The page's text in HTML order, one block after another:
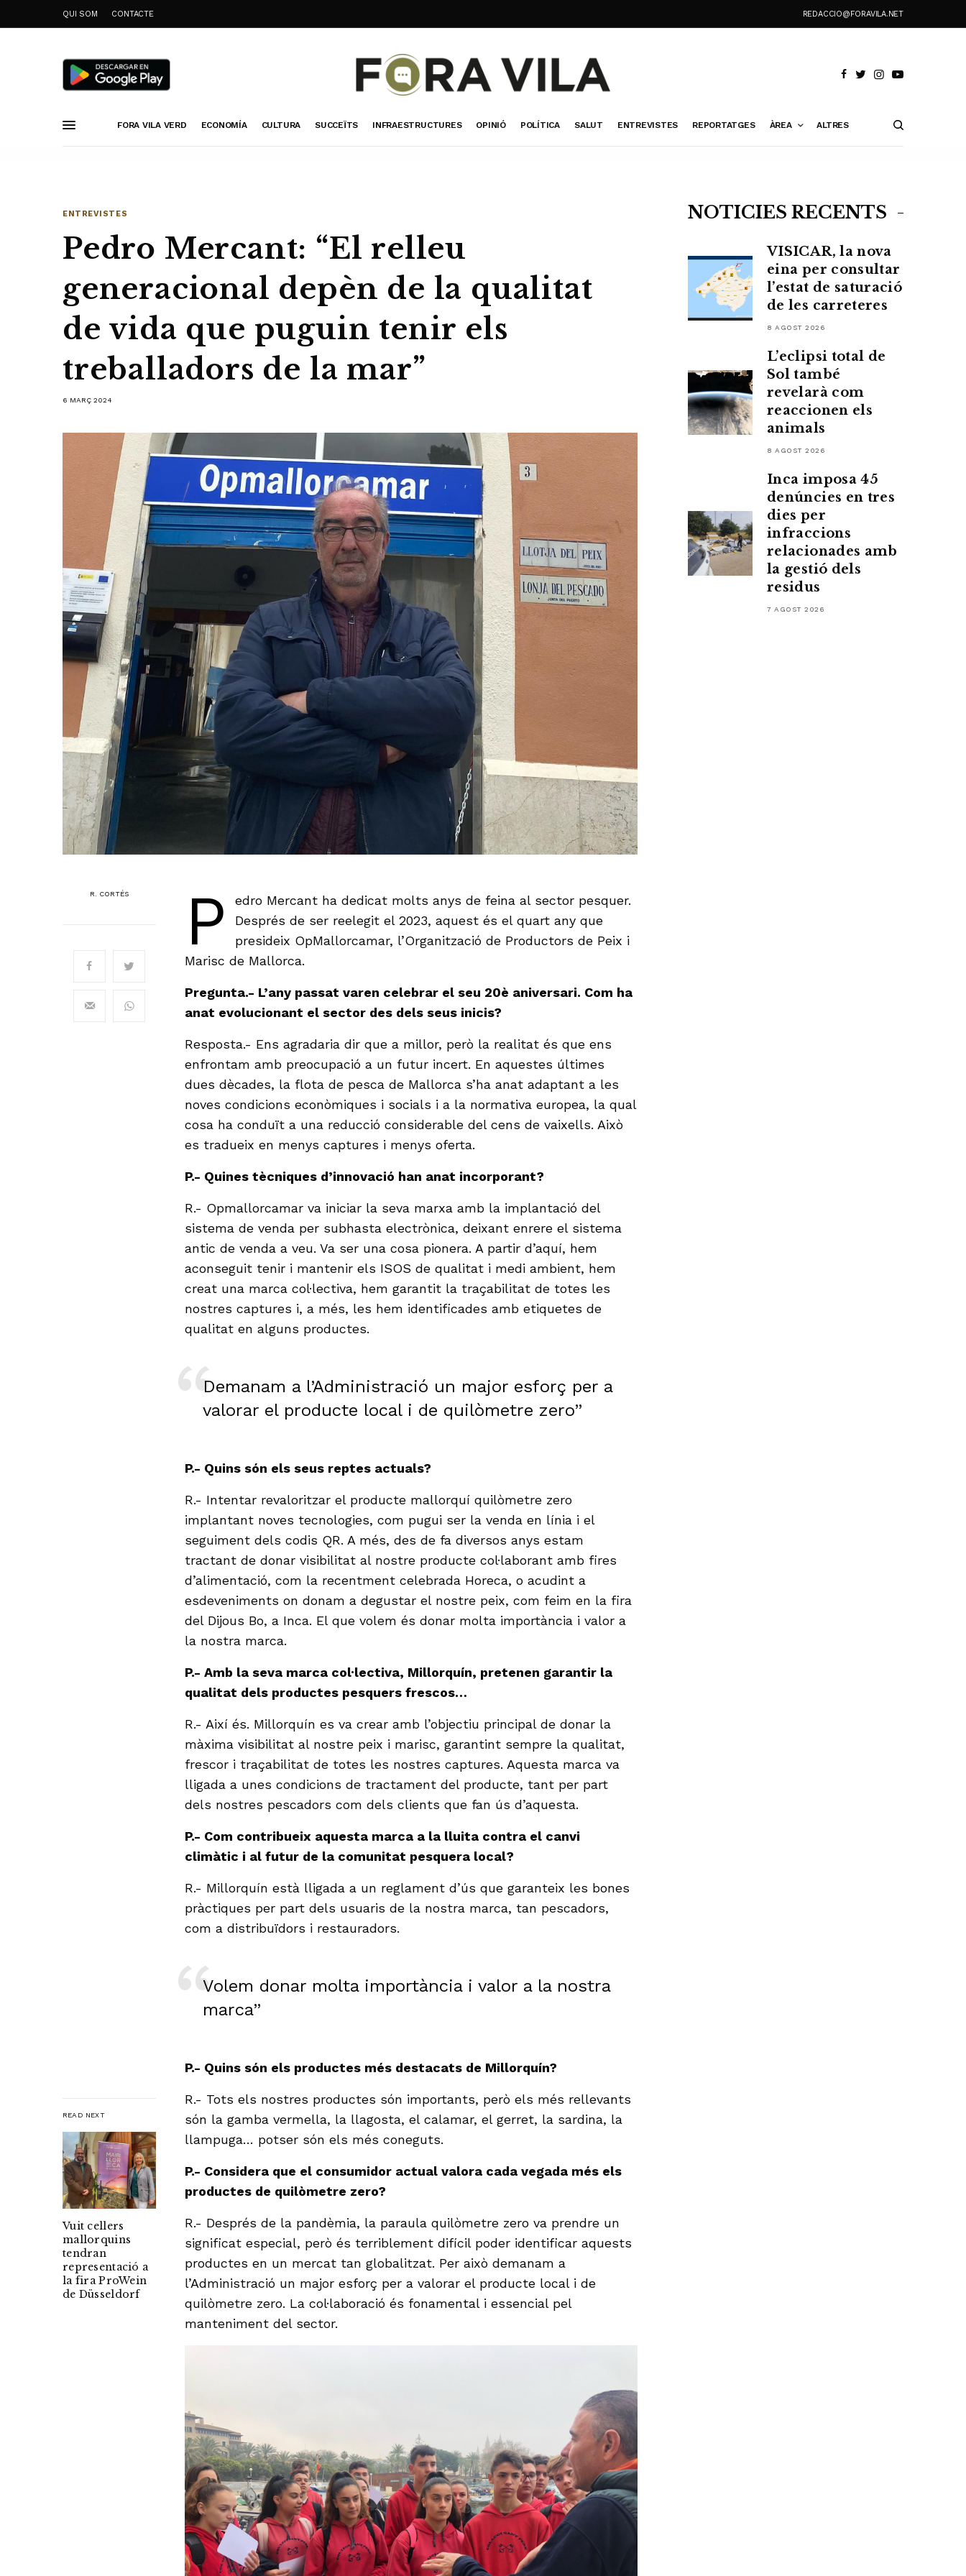
QUI SOM CONTACTE REDACCIO@FORAVILA.NET
FORA VILA VERD ECONOMÍA CULTURA SUCCEÏTS INFRAESTRUCTURES OPINIÓ POLÍTICA SALUT ENTREVISTES REPORTATGES ÀREA ALTRES
ENTREVISTES
Pedro Mercant: “El relleu
generacional depèn de la qualitat
de vida que puguin tenir els
treballadors de la mar”
6 MARÇ 2024
R. CORTÉS
READ NEXT
Vuit cellers
mallorquins
tendran
representació a
la fira ProWein
de Düsseldorf
P
edro Mercant ha dedicat molts anys de feina al sector pesquer.
Després de ser reelegit el 2023, aquest és el quart any que
presideix OpMallorcamar, l’Organització de Productors de Peix i
Marisc de Mallorca.
Pregunta.- L’any passat varen celebrar el seu 20è aniversari. Com ha
anat evolucionant el sector des dels seus inicis?
Resposta.- Ens agradaria dir que a millor, però la realitat és que ens
enfrontam amb preocupació a un futur incert. En aquestes últimes
dues dècades, la flota de pesca de Mallorca s’ha anat adaptant a les
noves condicions econòmiques i socials i a la normativa europea, la qual
cosa ha conduït a una reducció considerable del cens de vaixells. Això
es tradueix en menys captures i menys oferta.
P.- Quines tècniques d’innovació han anat incorporant?
R.- Opmallorcamar va iniciar la seva marxa amb la implantació del
sistema de venda per subhasta electrònica, deixant enrere el sistema
antic de venda a veu. Va ser una cosa pionera. A partir d’aquí, hem
aconseguit tenir i mantenir els ISOS de qualitat i medi ambient, hem
creat una marca col·lectiva, hem garantit la traçabilitat de totes les
nostres captures i, a més, les hem identificades amb etiquetes de
qualitat en alguns productes.
Demanam a l’Administració un major esforç per a
valorar el producte local i de quilòmetre zero”
P.- Quins són els seus reptes actuals?
R.- Intentar revaloritzar el producte mallorquí quilòmetre zero
implantant noves tecnologies, com pugui ser la venda en línia i el
seguiment dels codis QR. A més, des de fa diversos anys estam
tractant de donar visibilitat al nostre producte col·laborant amb fires
d’alimentació, com la recentment celebrada Horeca, o acudint a
esdeveniments on donam a degustar el nostre peix, com feim en la fira
del Dijous Bo, a Inca. El que volem és donar molta importància i valor a
la nostra marca.
P.- Amb la seva marca col·lectiva, Millorquín, pretenen garantir la
qualitat dels productes pesquers frescos…
R.- Així és. Millorquín es va crear amb l’objectiu principal de donar la
màxima visibilitat al nostre peix i marisc, garantint sempre la qualitat,
frescor i traçabilitat de totes les nostres captures. Aquesta marca va
lligada a unes condicions de tractament del producte, tant per part
dels nostres pescadors com dels clients que fan ús d’aquesta.
P.- Com contribueix aquesta marca a la lluita contra el canvi
climàtic i al futur de la comunitat pesquera local?
R.- Millorquín està lligada a un reglament d’ús que garanteix les bones
pràctiques per part dels usuaris de la nostra marca, tan pescadors,
com a distribuïdors i restauradors.
Volem donar molta importància i valor a la nostra
marca”
P.- Quins són els productes més destacats de Millorquín?
R.- Tots els nostres productes són importants, però els més rellevants
són la gamba vermella, la llagosta, el calamar, el gerret, la sardina, la
llampuga… potser són els més coneguts.
P.- Considera que el consumidor actual valora cada vegada més els
productes de quilòmetre zero?
R.- Després de la pandèmia, la paraula quilòmetre zero va prendre un
significat especial, però és terriblement difícil poder identificar aquests
productes en un mercat tan globalitzat. Per això demanam a
l’Administració un major esforç per a valorar el producte local i de
quilòmetre zero. La col·laboració és fonamental i essencial pel
manteniment del sector.
NOTÍCIES RECENTS
VISICAR, la nova
eina per consultar
l’estat de saturació
de les carreteres
8 AGOST 2026
L’eclipsi total de
Sol també
revelarà com
reaccionen els
animals
8 AGOST 2026
Inca imposa 45
denúncies en tres
dies per
infraccions
relacionades amb
la gestió dels
residus
7 AGOST 2026